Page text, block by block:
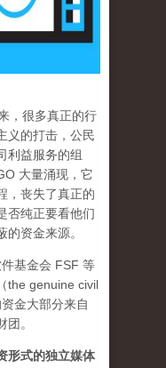
，很多真正的行
义的打击，公民
利益服务的组
大量涌现，它
，丧失了真正的
否纯正要看他们
资金来源。
基金会 FSF 等
the genuine civil
金大部分来自
。
形式的独立媒体